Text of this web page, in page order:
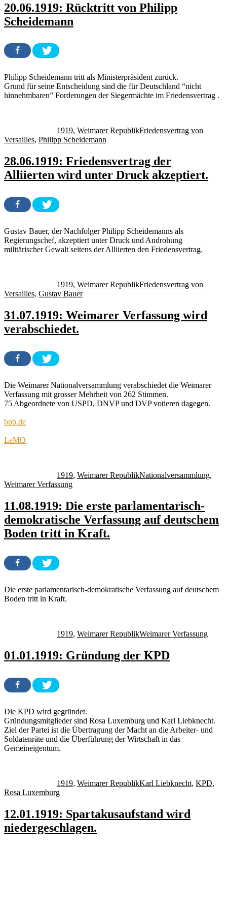
20.06.1919: Rücktritt von Philipp
Scheidemann
Philipp Scheidemann tritt als Ministerpräsident zurück.
Grund für seine Entscheidung sind die für Deutschland “nicht
hinnehmbaren” Forderungen der Siegermächte im Friedensvertrag .
1919, Weimarer RepublikFriedensvertrag von
Versailles, Philipp Scheidemann
28.06.1919: Friedensvertrag der
Alliierten wird unter Druck akzeptiert.
Gustav Bauer, der Nachfolger Philipp Scheidemanns als
Regierungschef, akzeptiert unter Druck und Androhung
militärischer Gewalt seitens der Alliierten den Friedensvertrag.
1919, Weimarer RepublikFriedensvertrag von
Versailles, Gustav Bauer
31.07.1919: Weimarer Verfassung wird
verabschiedet.
Die Weimarer Nationalversammlung verabschiedet die Weimarer
Verfassung mit grosser Mehrheit von 262 Stimmen.
75 Abgeordnete von USPD, DNVP und DVP votieren dagegen.
bpb.de
LeMO
1919, Weimarer RepublikNationalversammlung,
Weimarer Verfassung
11.08.1919: Die erste parlamentarisch-
demokratische Verfassung auf deutschem
Boden tritt in Kraft.
Die erste parlamentarisch-demokratische Verfassung auf deutschem
Boden tritt in Kraft.
1919, Weimarer RepublikWeimarer Verfassung
01.01.1919: Gründung der KPD
Die KPD wird gegründet.
Gründungsmitglieder sind Rosa Luxemburg und Karl Liebknecht.
Ziel der Partei ist die Übertragung der Macht an die Arbeiter- und
Soldatenräte und die Überführung der Wirtschaft in das
Gemeineigentum.
1919, Weimarer RepublikKarl Liebknecht, KPD,
Rosa Luxemburg
12.01.1919: Spartakusaufstand wird
niedergeschlagen.